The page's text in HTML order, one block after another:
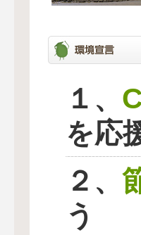
１、
を応
２、
う